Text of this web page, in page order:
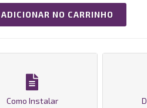
ADICIONAR NO CARRINHO
Como Instalar